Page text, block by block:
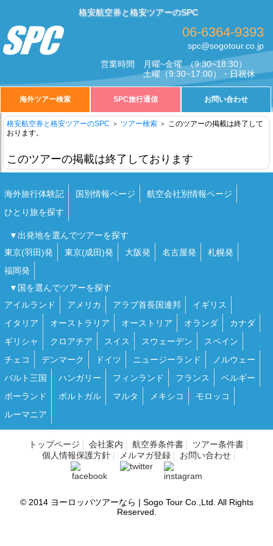
格安航空券と格安ツアーのSPC
06-6364-9393
spc@sogotour.co.jp
営業時間
月曜~金曜 （9:30~18:30）
土曜（9:30~17:00）・日祝休
海外ツアー検索 SPC旅行通信 お問い合わせ
格安航空券と格安ツアーのSPC ツアー検索
このツアーの掲載は終了して
おります。
このツアーの掲載は終了しております
海外旅行体験記 国別情報ページ
航空会社別情報ページ
ひとり旅を探す
▼出発地を選んでツアーを探す
東京(羽田)発
東京(成田)発 大阪発 名古屋発
札幌発
福岡発
▼国を選んでツアーを探す
アイルランド
アメリカ アラブ首長国連邦
イギリス
イタリア
オーストラリア オーストリア オランダ
カナダ
ギリシャ
クロアチア スイス スウェーデン
スペイン
チェコ
デンマーク ドイツ ニュージーランド
ノルウェー
バルト三国
ハンガリー フィンランド フランス
ベルギー
ポーランド
ポルトガル マルタ メキシコ
モロッコ
ルーマニア
トップページ 会社案内 航空券条件書
ツアー条件書
個人情報保護方針
メルマガ登録 お問い合わせ
© 2014 ヨーロッパツアーなら | Sogo TourCo.,Ltd. All Rights
Reserved.